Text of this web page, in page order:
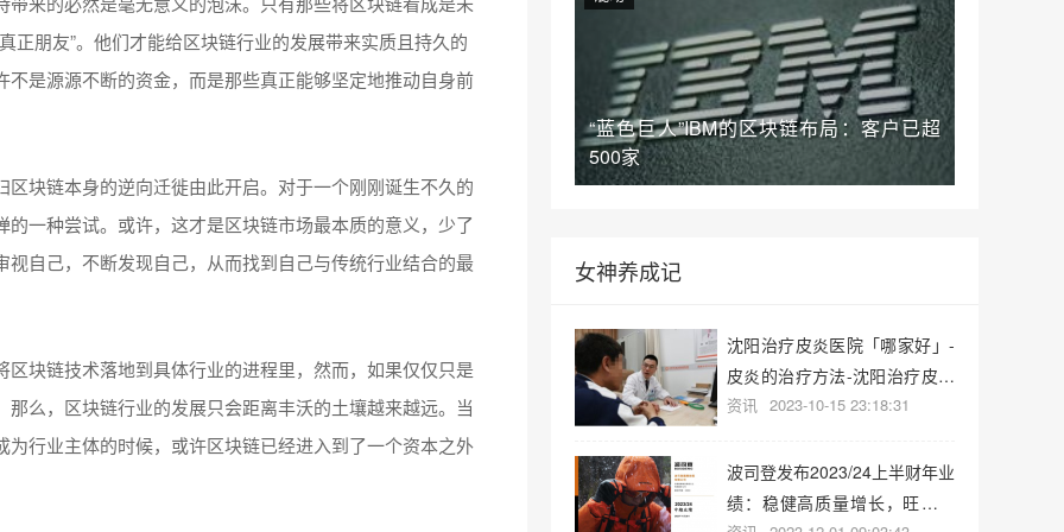
正朋友”。他们才能给区块链行业的发展带来实质且持久的
是源源不断的资金，而是那些真正能够坚定地推动自身前
块链本身的逆向迁徙由此开启。对于一个刚刚诞生不久的
一种尝试。或许，这才是区块链市场最本质的意义，少了
自己，不断发现自己，从而找到自己与传统行业结合的最
块链技术落地到具体行业的进程里，然而，如果仅仅只是
么，区块链行业的发展只会距离丰沃的土壤越来越远。当
行业主体的时候，或许区块链已经进入到了一个资本之外
“蓝色巨人”IBM的区块链布局：客户已超
500家
女神养成记
沈阳治疗皮炎医院「哪家好」-
皮炎的治疗方法-沈阳治疗皮炎
医院
资讯 2023-10-15 23:18:31
波司登发布2023/24上半财年业
绩：稳健高质量增长，旺季业